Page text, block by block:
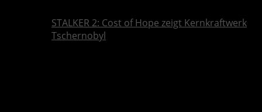
STALKER 2: Cost of Hope zeigt Kernkraftwerk
Tschernobyl